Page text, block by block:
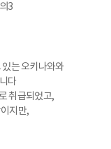
3
는 오키나와와
다
취급되었고,
지만,